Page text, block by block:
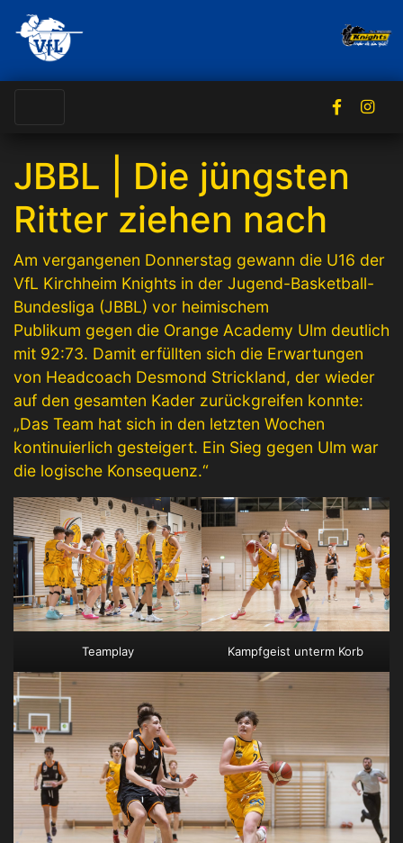
JBBL | Die jüngsten
Ritter ziehen nach
Am vergangenen Donnerstag gewann die U16 der
VfL Kirchheim Knights in der Jugend-Basketball-
Bundesliga (JBBL) vor heimischem
Publikum gegen die Orange Academy Ulm deutlich
mit 92:73. Damit erfüllten sich die Erwartungen
von Headcoach Desmond Strickland, der wieder
auf den gesamten Kader zurückgreifen konnte:
„Das Team hat sich in den letzten Wochen
kontinuierlich gesteigert. Ein Sieg gegen Ulm war
die logische Konsequenz.“
Teamplay Kampfgeist unterm Korb